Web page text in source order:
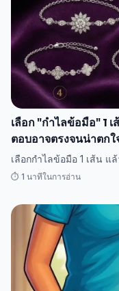
เลือก "กำไลข้อมือ" 1
ตอบอาจตรงจนน่าตกใ
เลือกกำไลข้อมือ 1 เส้น
⏱️ 1 นาทีในการอ่าน